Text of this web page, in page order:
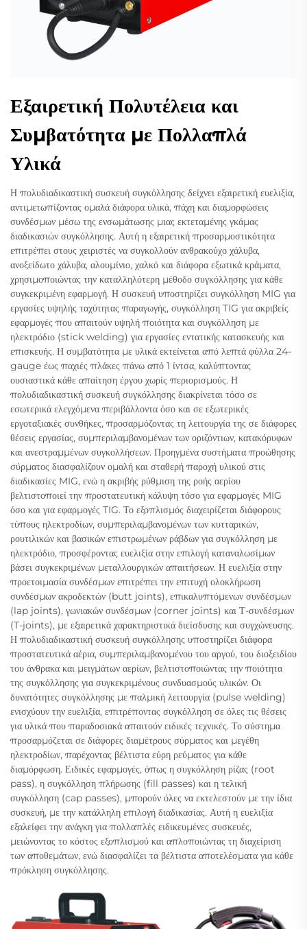
Εξαιρετική Πολυτέλεια και
Συμβατότητα με Πολλαπλά
Υλικά
Η πολυδιαδικαστική συσκευή συγκόλλησης δείχνει εξαιρετική ευελιξία,
αντιμετωπίζοντας ομαλά διάφορα υλικά, πάχη και διαμορφώσεις
συνδέσμων μέσω της ενσωμάτωσης μιας εκτεταμένης γκάμας
διαδικασιών συγκόλλησης. Αυτή η εξαιρετική προσαρμοστικότητα
επιτρέπει στους χειριστές να συγκολλούν ανθρακούχο χάλυβα,
ανοξείδωτο χάλυβα, αλουμίνιο, χαλκό και διάφορα εξωτικά κράματα,
χρησιμοποιώντας την καταλληλότερη μέθοδο συγκόλλησης για κάθε
συγκεκριμένη εφαρμογή. Η συσκευή υποστηρίζει συγκόλληση MIG για
εργασίες υψηλής ταχύτητας παραγωγής, συγκόλληση TIG για ακριβείς
εφαρμογές που απαιτούν υψηλή ποιότητα και συγκόλληση με
ηλεκτρόδιο (stick welding) για εργασίες εντατικής κατασκευής και
επισκευής. Η συμβατότητα με υλικά εκτείνεται από λεπτά φύλλα 24-
gauge έως παχιές πλάκες πάνω από 1 ίντσα, καλύπτοντας
ουσιαστικά κάθε απαίτηση έργου χωρίς περιορισμούς. Η
πολυδιαδικαστική συσκευή συγκόλλησης διακρίνεται τόσο σε
εσωτερικά ελεγχόμενα περιβάλλοντα όσο και σε εξωτερικές
εργοταξιακές συνθήκες, προσαρμόζοντας τη λειτουργία της σε διάφορες
θέσεις εργασίας, συμπεριλαμβανομένων των οριζόντιων, κατακόρυφων
και ανεστραμμένων συγκολλήσεων. Προηγμένα συστήματα προώθησης
σύρματος διασφαλίζουν ομαλή και σταθερή παροχή υλικού στις
διαδικασίες MIG, ενώ η ακριβής ρύθμιση της ροής αερίου
βελτιστοποιεί την προστατευτική κάλυψη τόσο για εφαρμογές MIG
όσο και για εφαρμογές TIG. Το εξοπλισμός διαχειρίζεται διάφορους
τύπους ηλεκτροδίων, συμπεριλαμβανομένων των κυτταρικών,
ρουτιλικών και βασικών επιστρωμένων ράβδων για συγκόλληση με
ηλεκτρόδιο, προσφέροντας ευελιξία στην επιλογή καταναλωσίμων
βάσει συγκεκριμένων μεταλλουργικών απαιτήσεων. Η ευελιξία στην
προετοιμασία συνδέσμων επιτρέπει την επιτυχή ολοκλήρωση
συνδέσμων ακροδεκτών (butt joints), επικαλυπτόμενων συνδέσμων
(lap joints), γωνιακών συνδέσμων (corner joints) και Τ-συνδέσμων
(T-joints), με εξαιρετικά χαρακτηριστικά διείσδυσης και συγχώνευσης.
Η πολυδιαδικαστική συσκευή συγκόλλησης υποστηρίζει διάφορα
προστατευτικά αέρια, συμπεριλαμβανομένου του αργού, του διοξειδίου
του άνθρακα και μειγμάτων αερίων, βελτιστοποιώντας την ποιότητα
της συγκόλλησης για συγκεκριμένους συνδυασμούς υλικών. Οι
δυνατότητες συγκόλλησης με παλμική λειτουργία (pulse welding)
ενισχύουν την ευελιξία, επιτρέποντας συγκόλληση σε όλες τις θέσεις
για υλικά που παραδοσιακά απαιτούν ειδικές τεχνικές. Το σύστημα
προσαρμόζεται σε διάφορες διαμέτρους σύρματος και μεγέθη
ηλεκτροδίων, παρέχοντας βέλτιστα εύρη ρεύματος για κάθε
διαμόρφωση. Ειδικές εφαρμογές, όπως η συγκόλληση ρίζας (root
pass), η συγκόλληση πλήρωσης (fill passes) και η τελική
συγκόλληση (cap passes), μπορούν όλες να εκτελεστούν με την ίδια
συσκευή, με την κατάλληλη επιλογή διαδικασίας. Αυτή η ευελιξία
εξαλείφει την ανάγκη για πολλαπλές ειδικευμένες συσκευές,
μειώνοντας το κόστος εξοπλισμού και απλοποιώντας τη διαχείριση
των αποθεμάτων, ενώ διασφαλίζει τα βέλτιστα αποτελέσματα για κάθε
πρόκληση συγκόλλησης.